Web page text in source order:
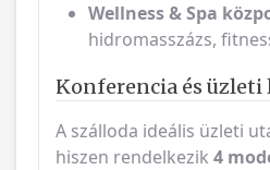
Wellness & Spa
hidromasszázs,
Konferencia és üzleti
A szálloda ideális üzleti
hiszen rendelkezik 4